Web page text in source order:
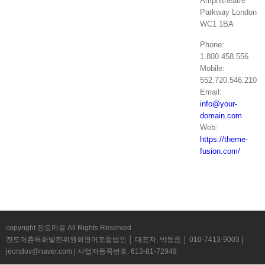
Parkway London
WC1 1BA
Phone:
1.800.458.556
Mobile:
552.720.546.210
Email:
info@your-
domain.com
Web:
https://theme-
fusion.com/
copyright 전도마을 All Rights Reserved
전도어촌특화발전위원회영어조합법인 │ 대표자. 박동종 │ 010-7413-9003 |
jeondov@naver.com | 사업자등록번호. 613-81-72949